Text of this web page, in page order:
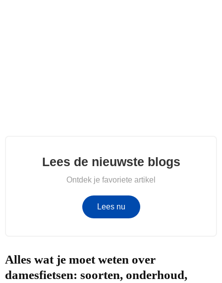
Lees de nieuwste blogs
Ontdek je favoriete artikel
Lees nu
Alles wat je moet weten over
damesfietsen: soorten, onderhoud,